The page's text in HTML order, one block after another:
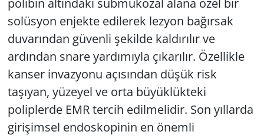
solüsyon enjekte edilerek lezyon bağırsak
duvarından güvenli şekilde kaldırılır ve
ardından snare yardımıyla çıkarılır. Özellikle
kanser invazyonu açısından düşük risk
taşıyan, yüzeyel ve orta büyüklükteki
poliplerde EMR tercih edilmelidir. Son yıllarda
girişimsel endoskopinin en önemli